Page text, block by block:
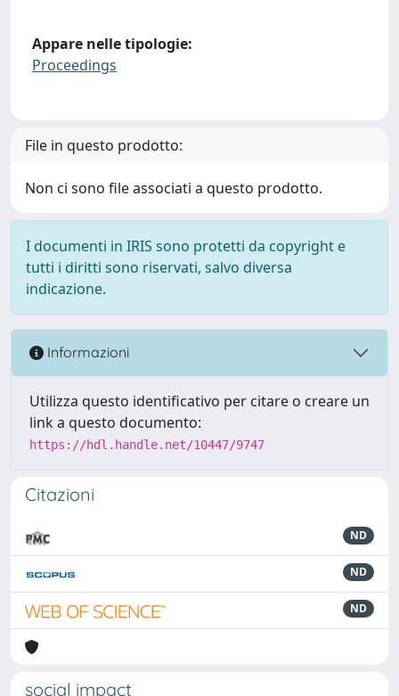
Appare nelle tipologie:
Proceedings
File in questo prodotto:
Non ci sono file associati a questo prodotto.
I documenti in IRIS sono protetti da copyright e
tutti i diritti sono riservati, salvo diversa
indicazione.
Informazioni
Utilizza questo identificativo per citare o creare un
link a questo documento:
https://hdl.handle.net/10447/9747
Citazioni
ND
ND
ND
social impact